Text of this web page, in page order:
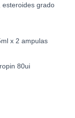
esteroides grado
x 2 ampulas
80ui